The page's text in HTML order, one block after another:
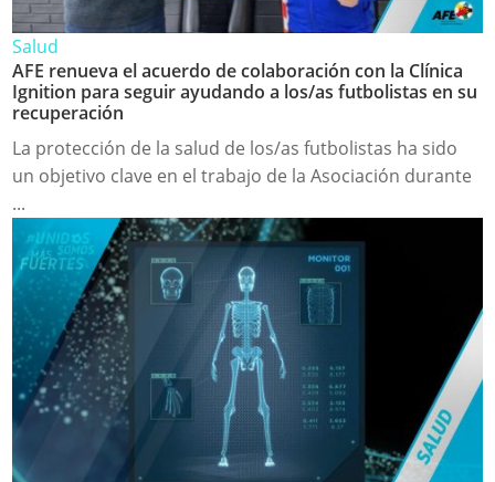
Salud
AFE renueva el acuerdo de colaboración con la Clínica
Ignition para seguir ayudando a los/as futbolistas en su
recuperación
La protección de la salud de los/as futbolistas ha sido
un objetivo clave en el trabajo de la Asociación durante
...